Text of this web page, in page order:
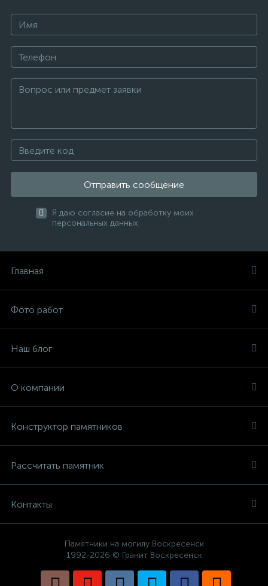
Отправить сообщение
Я даю согласие на обработку моих
персональных данных
Главная
Фото работ
Наш блог
О компании
Конструктор памятников
Рассчитать памятник
Контакты
Памятники на могилу Воскресенск
1992-2026 © Гранит Воскресенск